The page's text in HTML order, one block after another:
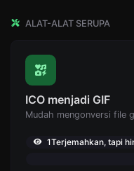
ALAT-ALAT SERUPA
ICO menjadi GIF
Mudah mengonversi file
1Terjemahkan, tapi